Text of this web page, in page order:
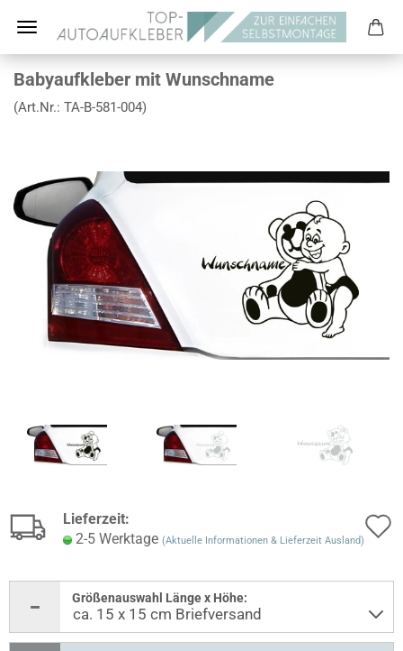
Babyaufkleber mit Wunschname
(Art.Nr.: TA-B-581-004)
Lieferzeit:
2-5 Werktage (Aktuelle Informationen & Lieferzeit Ausland)
Größenauswahl Länge x Höhe: